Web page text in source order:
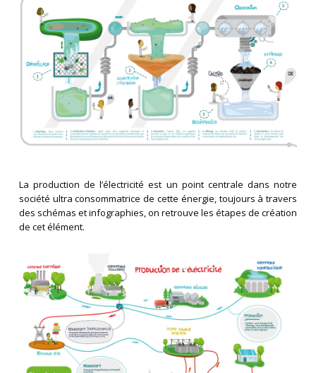
La production de l’électricité est un point centrale dans notre
société ultra consommatrice de cette énergie, toujours à travers
des schémas et infographies, on retrouve les étapes de création
de cet élément.